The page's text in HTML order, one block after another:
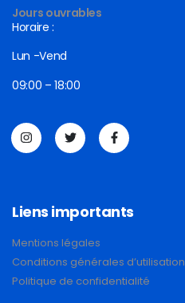
Jours ouvrables
Horaire :
Lun -Vend
09:00 – 18:00
Liens importants
Mentions légales
Conditions générales d’utilisation
Politique de confidentialité